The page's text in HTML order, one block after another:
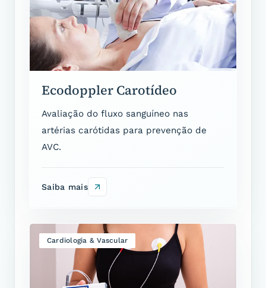
Ecodoppler Carotídeo
Avaliação do fluxo sanguíneo nas
artérias carótidas para prevenção de
AVC.
Saiba mais
Cardiologia & Vascular